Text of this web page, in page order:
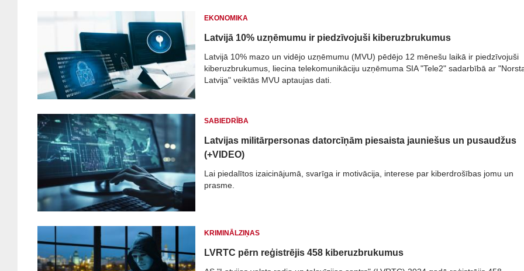
EKONOMIKA
Latvijā 10% uzņēmumu ir piedzīvojuši kiberuzbrukumus
Latvijā 10% mazo un vidējo uzņēmumu (MVU) pēdējo 12 mēnešu laikā ir piedzīvojuši
kiberuzbrukumus, liecina telekomunikāciju uzņēmuma SIA "Tele2" sadarbībā ar
Latvija" veiktās MVU aptaujas dati.
SABIEDRĪBA
Latvijas militārpersonas datorcīņām piesaista jauniešus un pusaudžus
(+VIDEO)
Lai piedalītos izaicinājumā, svarīga ir motivācija, interese par kiberdrošības jomu un
prasme.
KRIMINĀLZIŅAS
LVRTC pērn reģistrējis 458 kiberuzbrukumus